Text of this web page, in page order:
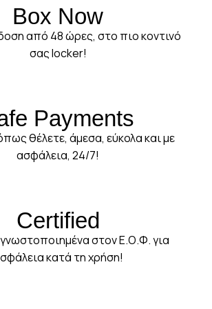
Box Now
από 48 ώρες, στο πιο κοντινό
σας locker!
Payments
θέλετε, άμεσα, εύκολα και με
ασφάλεια, 24/7!
Certified
στον Ε.Ο.Φ. για
κατά τη χρήση!